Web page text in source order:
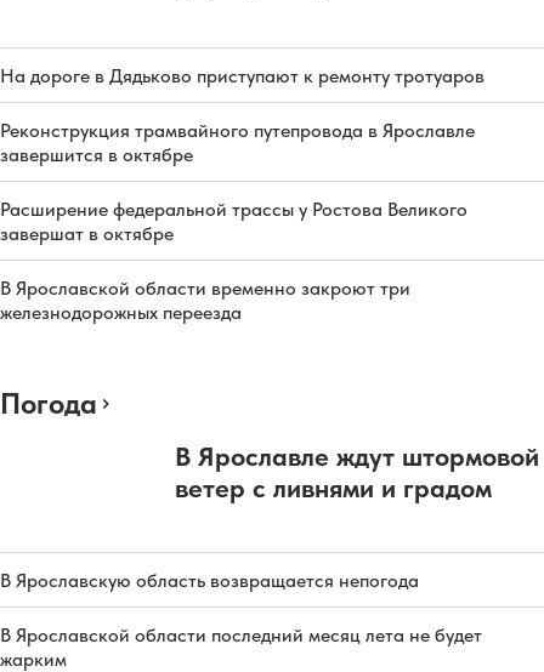
На дороге в Дядьково приступают к ремонту тротуаров
Реконструкция трамвайного путепровода в Ярославле
завершится в октябре
Расширение федеральной трассы у Ростова Великого
завершат в октябре
В Ярославской области временно закроют три
железнодорожных переезда
Погода
В Ярославле ждут штормовой
ветер с ливнями и градом
В Ярославскую область возвращается непогода
В Ярославской области последний месяц лета не будет
жарким